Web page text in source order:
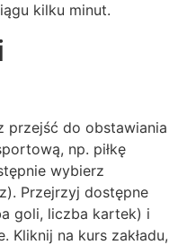
kilku minut.
przejść do obstawiania
np. piłkę
wybierz
Przejrzyj dostępne
goli, liczba kartek) i
Kliknij na kurs zakładu,